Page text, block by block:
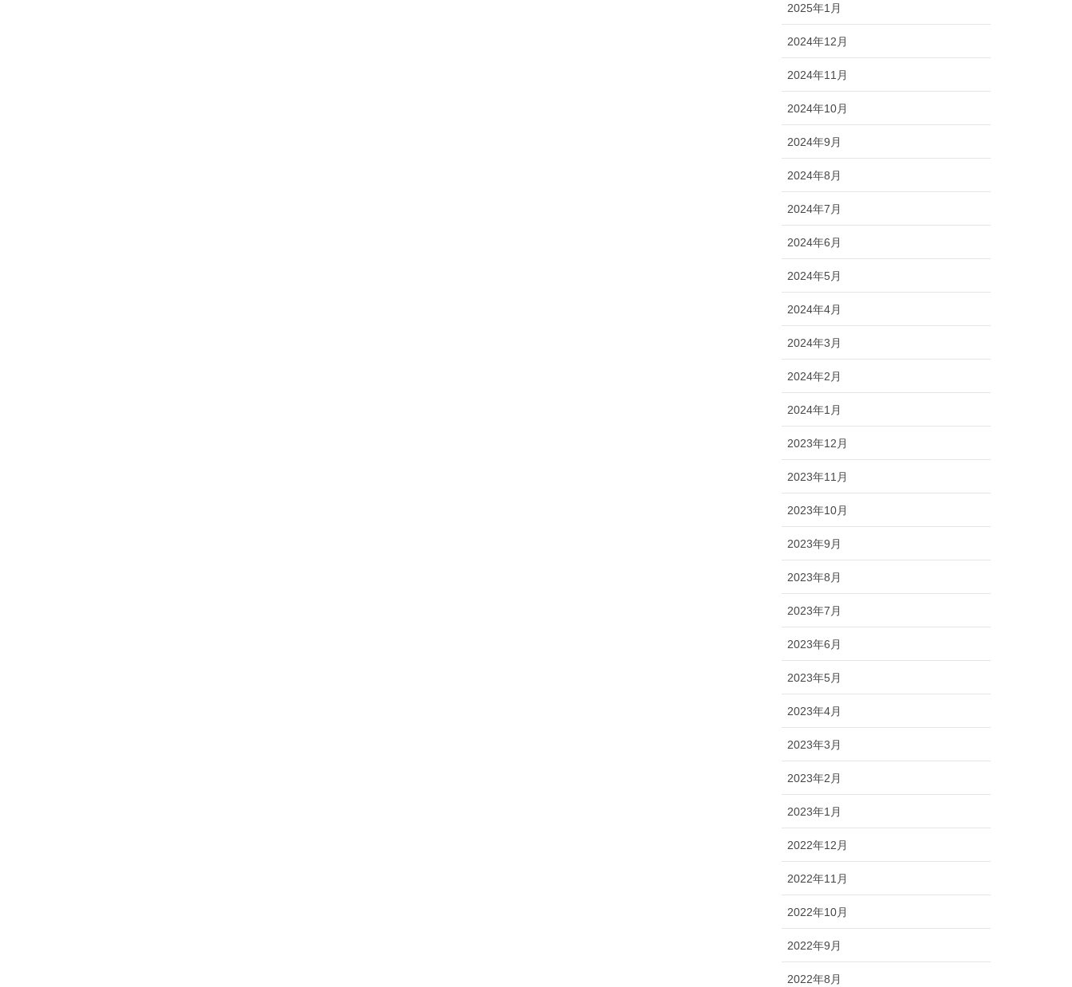
2025年1月
2024年12月
2024年11月
2024年10月
2024年9月
2024年8月
2024年7月
2024年6月
2024年5月
2024年4月
2024年3月
2024年2月
2024年1月
2023年12月
2023年11月
2023年10月
2023年9月
2023年8月
2023年7月
2023年6月
2023年5月
2023年4月
2023年3月
2023年2月
2023年1月
2022年12月
2022年11月
2022年10月
2022年9月
2022年8月